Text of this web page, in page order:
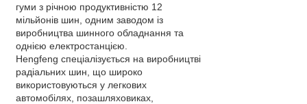
гуми з річною продуктивністю 12
мільйонів шин, одним заводом із
виробництва шинного обладнання та
однією електростанцією.
Hengfeng спеціалізується на виробництві
радіальних шин, що широко
використовуються у легкових
автомобілях, позашляховиках,